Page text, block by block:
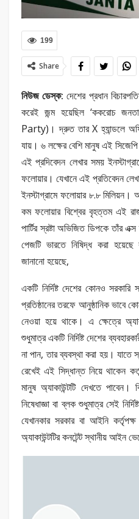
199
Share
নিউজ ডেস্ক:দেশের প্রধান
করেই জন্ম হয়েছিল ‘ককরোচ
Party)। দ্রুত তার X হ্যান্ডলে
যায়। ৬ লক্ষের বেশি মানুষ এই
এই প্রদিবেদন লেখার সময়
ফলোয়ার। যেখানে এই প্রতিবেদন
ইনস্টাগ্রামে ফলোয়ার ৮.৮ মিলিয়ন।
কম ফলোয়ার বিশ্বের বৃহত্তম এই
পার্টির স্রষ্টা অভিজিত ডিপকে তাঁর
পেজটি ভারতে নিষিদ্ধ করা
জানানো হয়েছে,
একটি নির্দিষ্ট দেশের কোনও
প্রতিষ্ঠানের তরফে আনুষ্ঠানিক ভাবে
নেওয়া হয়ে থাকে। এ ক্ষেত্রে
শুধুমাত্র একটি নির্দিষ্ট দেশের
না পান, তার ব্যবস্থা করা হয়। যাতে
রেখেই এই সিদ্ধান্ত নিয়ে থাকেন
মানুষ অ্যাকাউন্টটি দেখতে পাবেন।
নিষেধাজ্ঞা বা ব্লক শুধুমাত্র সেই
যেখানকার সরকার বা আইনি
অ্যাকাউন্টটির কনটেন্ট স্থানীয় আইন